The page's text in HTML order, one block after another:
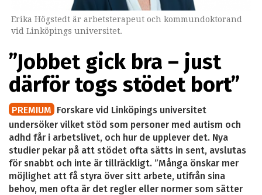
Erika Högstedt är arbetsterapeut och kommundoktorand
vid Linköpings universitet.
”Jobbet gick bra – just
därför togs stödet bort”
PREMIUM Forskare vid Linköpings universitet
undersöker vilket stöd som personer med autism och
adhd får i arbetslivet, och hur de upplever det. Nya
studier pekar på att stödet ofta sätts in sent, avslutas
för snabbt och inte är tillräckligt. ”Många önskar mer
möjlighet att få styra över sitt arbete, utifrån sina
behov, men ofta är det regler eller normer som sätter